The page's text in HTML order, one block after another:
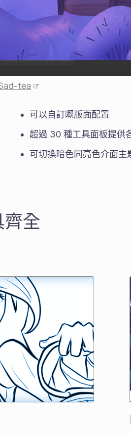
tea
可以自訂嘅版面配置
超過 30 種工具面板提供
可切換暗色同亮色介面主
齊全